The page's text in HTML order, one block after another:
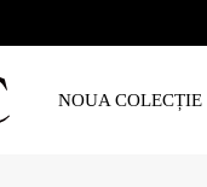
NOUA COLECȚIE